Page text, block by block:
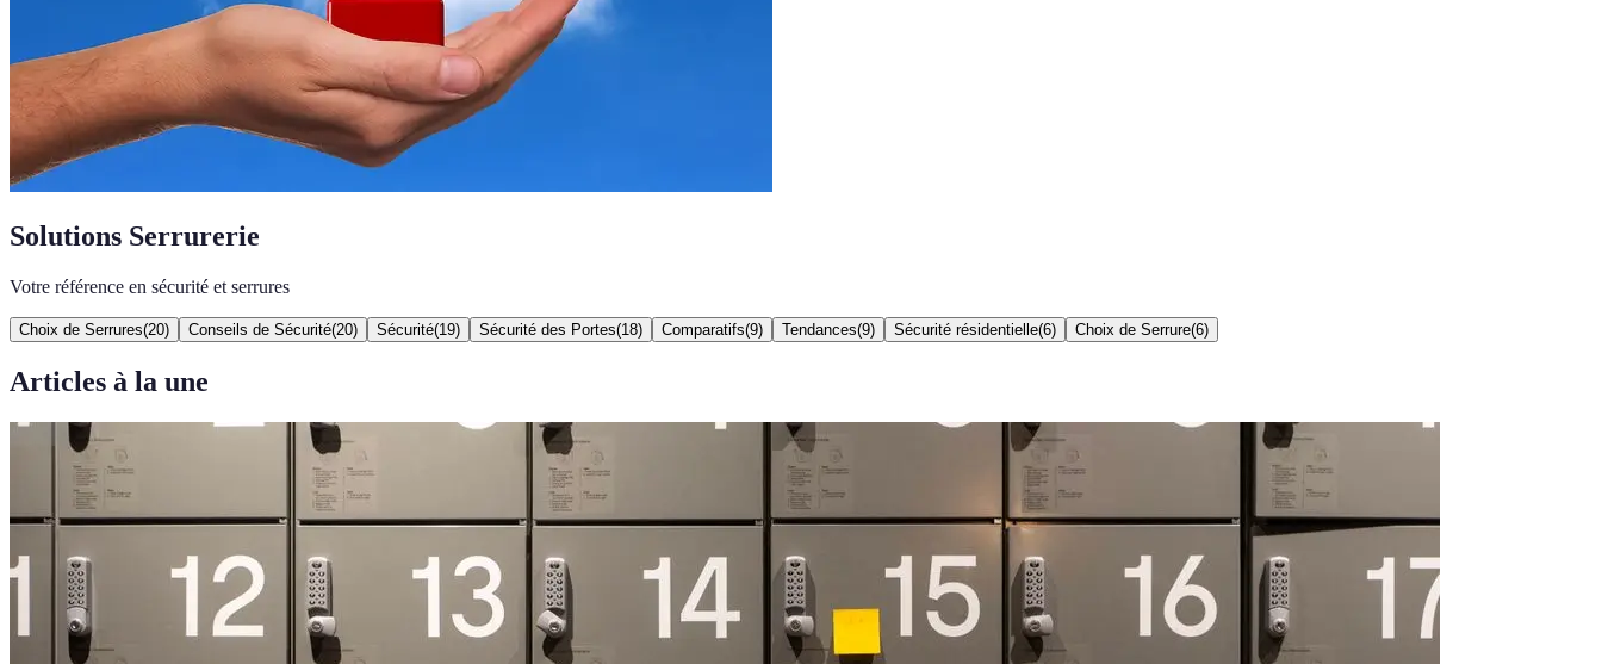
Solutions Serrurerie
Votre référence en sécurité et serrures
Choix de Serrures(20) Conseils de Sécurité(20) Sécurité(19) Sécurité des Portes(18) Comparatifs(9) Tendances(9) Sécurité résidentielle(6) Choix de Serrure(6)
Articles à la une